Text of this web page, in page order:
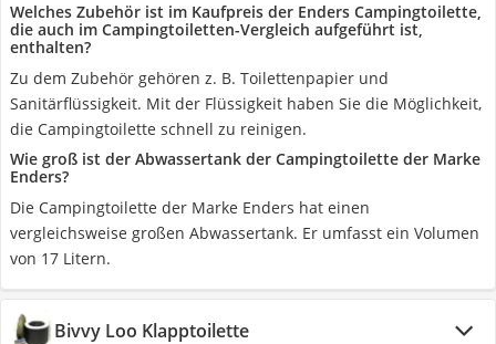
Welches Zubehör ist im Kaufpreis der Enders Campingtoilette,
die auch im Campingtoiletten-Vergleich aufgeführt ist,
enthalten?
Zu dem Zubehör gehören z. B. Toilettenpapier und
Sanitärflüssigkeit. Mit der Flüssigkeit haben Sie die Möglichkeit,
die Campingtoilette schnell zu reinigen.
Wie groß ist der Abwassertank der Campingtoilette der Marke
Enders?
Die Campingtoilette der Marke Enders hat einen
vergleichsweise großen Abwassertank. Er umfasst ein Volumen
von 17 Litern.
Bivvy Loo Klapptoilette